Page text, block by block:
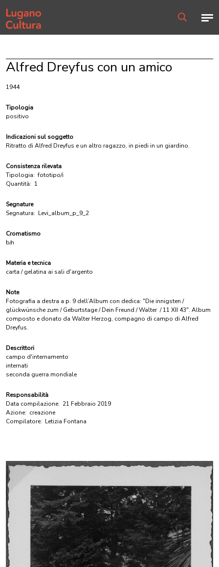
Home page
Alfred Dreyfus con un amico
1944
Tipologia
positivo
Indicazioni sul soggetto
Ritratto di Alfred Dreyfus e un altro ragazzo, in piedi in un giardino.
Consistenza rilevata
Tipologia: fototipo/i
Quantità: 1
Segnature
Segnatura: Levi_album_p_9_2
Cromatismo
b/n
Materia e tecnica
carta / gelatina ai sali d'argento
Note
Fotografia a destra a p. 9 dell’Album con dedica: "Die innigsten /
glückwünsche zum / Geburtstage / Dein Freund / Walter / 11 XII 43". Album
composto e donato da Walter Herzog, compagno di campo di Alfred
Dreyfus.
Descrittori
campo d'internamento
internati
seconda guerra mondiale
Responsabilità
Data compilazione: 21 Febbraio 2019
Azione: creazione
Compilatore: Letizia Fontana